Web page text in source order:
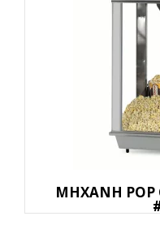
ΜΗΧΑΝΗ POP